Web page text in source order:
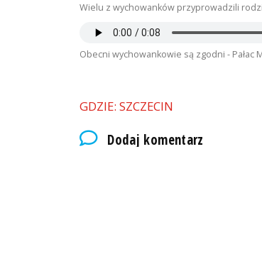
Wielu z wychowanków przyprowadzili
Obecni wychowankowie są zgodni - Pałac
GDZIE: SZCZECIN
Dodaj komentarz